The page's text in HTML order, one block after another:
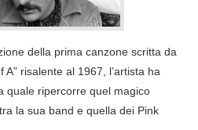
della prima canzone scritta da
risalente al 1967, l’artista ha
quale ripercorre quel magico
la sua band e quella dei Pink